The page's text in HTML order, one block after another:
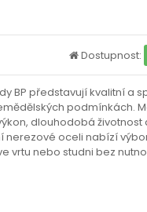
Dostupnost:
BP představují kvalitní a
podmínkách.
dlouhodobá životnost
nerezové oceli nabízí
vrtu nebo studni bez